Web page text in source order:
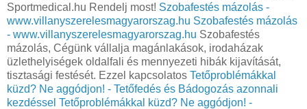
Sportmedical.hu Rendelj most! Szobafestés mázolás -
www.villanyszerelesmagyarorszag.hu Szobafestés mázolás
- www.villanyszerelesmagyarorszag.hu Szobafestés
mázolás, Cégünk vállalja magánlakások, irodaházak
üzlethelyiségek oldalfali és mennyezeti hibák kijavítását,
tisztasági festését. Ezzel kapcsolatos Tetőproblémákkal
küzd? Ne aggódjon! - Tetőfedés és Bádogozás azonnali
kezdéssel Tetőproblémákkal küzd? Ne aggódjon! -